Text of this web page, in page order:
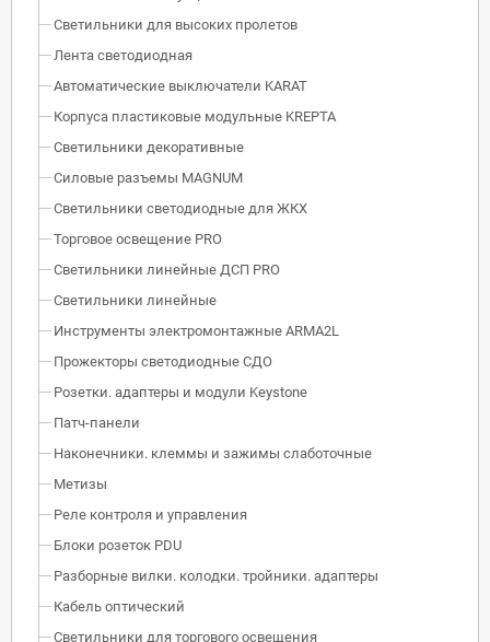
Светильники для высоких пролетов
Лента светодиодная
Автоматические выключатели KARAT
Корпуса пластиковые модульные KREPTA
Светильники декоративные
Силовые разъемы MAGNUM
Светильники светодиодные для ЖКХ
Торговое освещение PRO
Светильники линейные ДСП PRO
Светильники линейные
Инструменты электромонтажные ARMA2L
Прожекторы светодиодные СДО
Розетки. адаптеры и модули Keystone
Патч-панели
Наконечники. клеммы и зажимы слаботочные
Метизы
Реле контроля и управления
Блоки розеток PDU
Разборные вилки. колодки. тройники. адаптеры
Кабель оптический
Светильники для торгового освещения